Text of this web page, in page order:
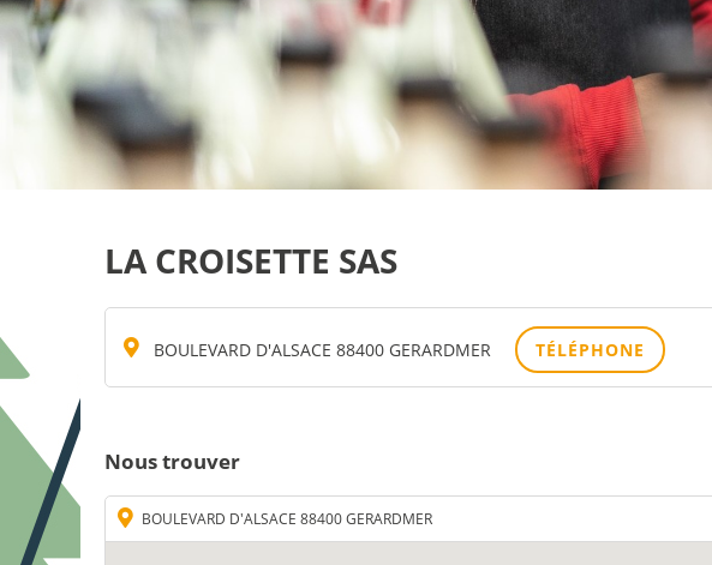
LA CROISETTE SAS
BOULEVARD D'ALSACE 88400 GERARDMER TÉLÉPHONE
Nous trouver
BOULEVARD D'ALSACE 88400 GERARDMER